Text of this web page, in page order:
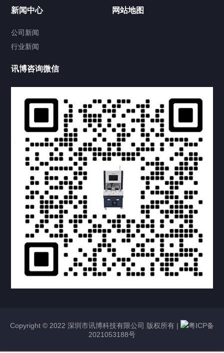
新闻中心
公司新闻
行业新闻
网站地图
讯博咨询微信
Copyright © 2022 深圳市讯博科技有限公司 版权所有 |
粤ICP备
2021053188号